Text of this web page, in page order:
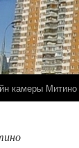
камеры Митино